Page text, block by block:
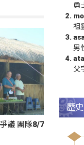
議 團隊8/7
勇
祖
男
父
歷